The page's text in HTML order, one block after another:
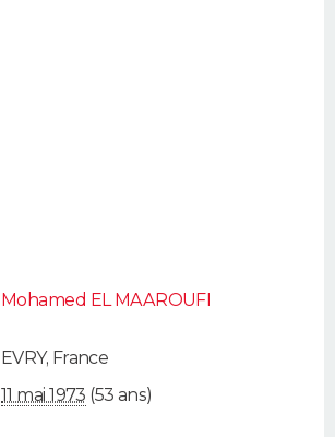
Mohamed EL MAAROUFI
EVRY, France
11 mai 1973 (53 ans)